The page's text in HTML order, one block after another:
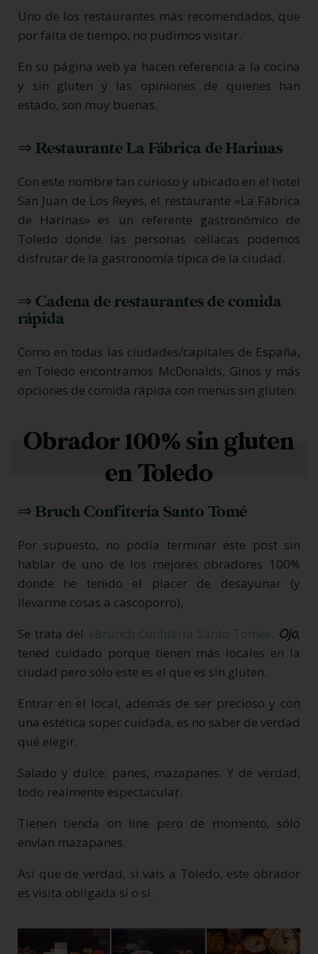
Uno de los restaurantes más recomendados, que
por falta de tiempo, no pudimos visitar.
En su página web ya hacen referencia a la cocina
y sin gluten y las opiniones de quienes han
estado, son muy buenas.
⇒ Restaurante La Fábrica de Harinas
Con este nombre tan curioso y ubicado en el hotel
San Juan de Los Reyes, el restaurante «La Fábrica
de Harinas» es un referente gastronómico de
Toledo donde las personas celíacas podemos
disfrutar de la gastronomía típica de la ciudad.
⇒ Cadena de restaurantes de comida
rápida
Como en todas las ciudades/capitales de España,
en Toledo encontramos McDonalds, Ginos y más
opciones de comida rápida con menús sin gluten.
Obrador 100% sin gluten
en Toledo
⇒ Bruch Confitería Santo Tomé
Por supuesto, no podía terminar este post sin
hablar de uno de los mejores obradores 100%
donde he tenido el placer de desayunar (y
llevarme cosas a cascoporro),
Se trata del «Brunch Confitería Santo Tomé». Ojo,
tened cuidado porque tienen más locales en la
ciudad pero sólo este es el que es sin gluten.
Entrar en el local, además de ser precioso y con
una estética super cuidada, es no saber de verdad
qué elegir.
Salado y dulce; panes, mazapanes. Y de verdad,
todo realmente espectacular.
Tienen tienda on line pero de momento, sólo
envían mazapanes.
Así que de verdad, si vais a Toledo, este obrador
es visita obligada sí o sí.